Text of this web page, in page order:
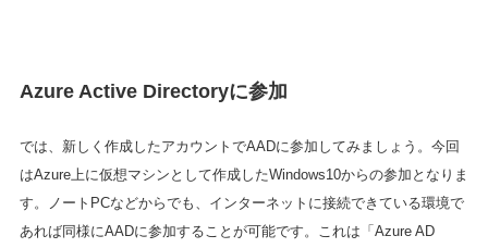
Azure Active Directoryに参加
では、新しく作成したアカウントでAADに参加してみましょう。今回
はAzure上に仮想マシンとして作成したWindows10からの参加となりま
す。ノートPCなどからでも、インターネットに接続できている環境で
あれば同様にAADに参加することが可能です。これは「Azure AD